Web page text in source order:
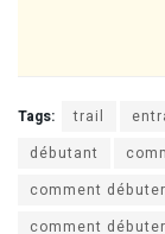
Tags: trail
débutant
comment
comment